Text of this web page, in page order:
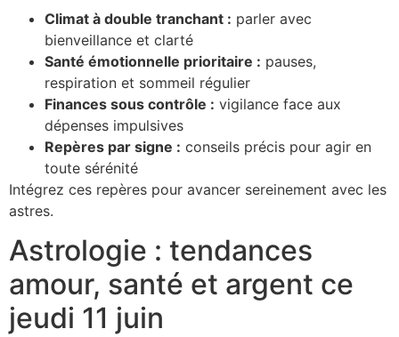
Climat à double tranchant : parler avec
bienveillance et clarté
Santé émotionnelle prioritaire : pauses,
respiration et sommeil régulier
Finances sous contrôle : vigilance face aux
dépenses impulsives
Repères par signe : conseils précis pour agir en
toute sérénité
Intégrez ces repères pour avancer sereinement avec les
astres.
Astrologie : tendances
amour, santé et argent ce
jeudi 11 juin